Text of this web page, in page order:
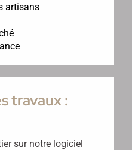
artisans
travaux :
sur notre logiciel